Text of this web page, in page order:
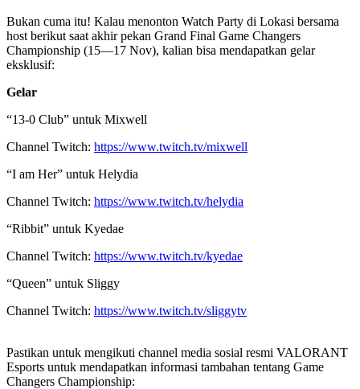
Bukan cuma itu! Kalau menonton Watch Party di Lokasi bersama
host berikut saat akhir pekan Grand Final Game Changers
Championship (15—17 Nov), kalian bisa mendapatkan gelar
eksklusif:
Gelar
“13-0 Club” untuk Mixwell
Channel Twitch: https://www.twitch.tv/mixwell
“I am Her” untuk Helydia
Channel Twitch: https://www.twitch.tv/helydia
“Ribbit” untuk Kyedae
Channel Twitch: https://www.twitch.tv/kyedae
“Queen” untuk Sliggy
Channel Twitch: https://www.twitch.tv/sliggytv
Pastikan untuk mengikuti channel media sosial resmi VALORANT
Esports untuk mendapatkan informasi tambahan tentang Game
Changers Championship: